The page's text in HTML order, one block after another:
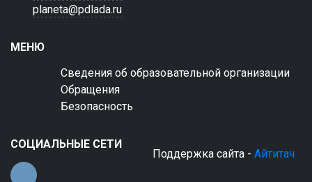
planeta@pdlada.ru
МЕНЮ
Сведения об образовательной организации
Обращения
Безопасность
СОЦИАЛЬНЫЕ СЕТИ
Поддержка сайта - Айтитач